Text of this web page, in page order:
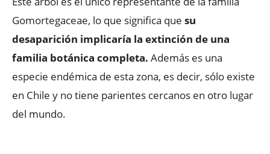
Gomortegaceae, lo que significa que su
desaparición implicaría la extinción de una
familia botánica completa. Además es una
especie endémica de esta zona, es decir, sólo existe
en Chile y no tiene parientes cercanos en otro lugar
del mundo.